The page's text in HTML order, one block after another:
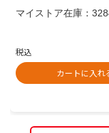
マイストア在庫：
税込
カートに入れ